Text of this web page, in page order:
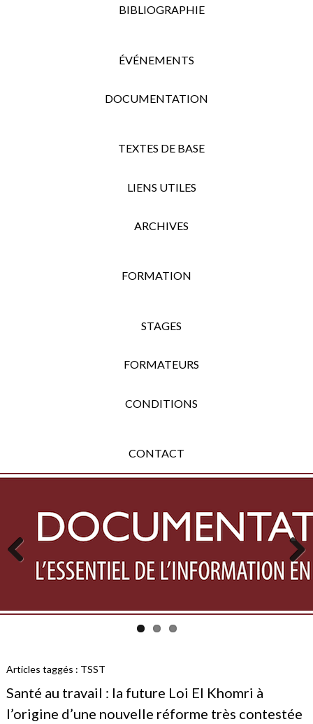
BIBLIOGRAPHIE
ÉVÉNEMENTS
DOCUMENTATION
TEXTES DE BASE
LIENS UTILES
ARCHIVES
FORMATION
STAGES
FORMATEURS
CONDITIONS
CONTACT
Previous Next
Articles taggés : TSST
Santé au travail : la future Loi El Khomri à
l’origine d’une nouvelle réforme très contestée